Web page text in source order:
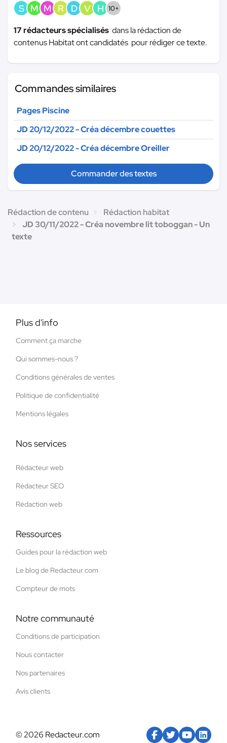
S M M R D V H 10+
17 rédacteurs spécialisés dans la rédaction de
contenus Habitat ont candidatés pour rédiger ce texte.
Commandes similaires
Pages Piscine
JD 20/12/2022 - Créa décembre couettes
JD 20/12/2022 - Créa décembre Oreiller
Commander des textes
Rédaction de contenu
Rédaction habitat
JD 30/11/2022 - Créa novembre lit toboggan - Un
texte
Plus d'info
Comment ça marche
Qui sommes-nous ?
Conditions générales de ventes
Politique de confidentialité
Mentions légales
Nos services
Rédacteur web
Rédacteur SEO
Rédaction web
Ressources
Guides pour la rédaction web
Le blog de Redacteur.com
Compteur de mots
Notre communauté
Conditions de participation
Nous contacter
Nos partenaires
Avis clients
© 2026 Redacteur.com